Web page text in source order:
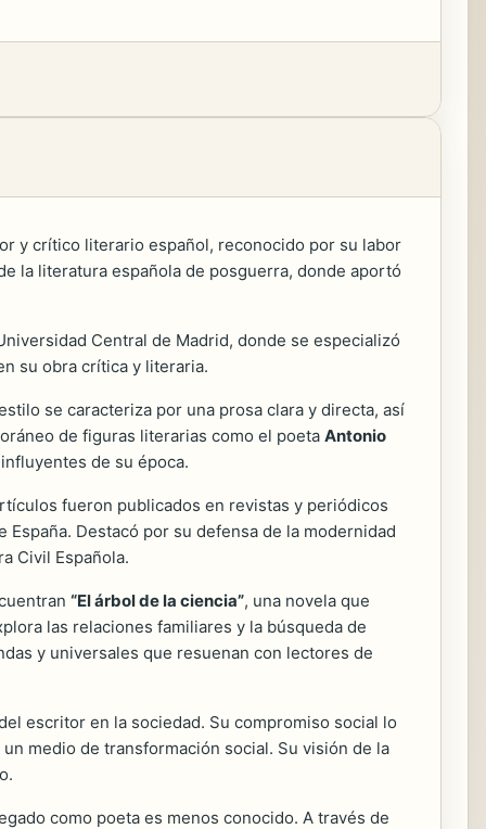
y crítico literario español, reconocido por su labor
la literatura española de posguerra, donde aportó
Central de Madrid, donde se especializó
su obra crítica y literaria.
se caracteriza por una prosa clara y directa, así
de figuras literarias como el poeta Antonio
de su época.
fueron publicados en revistas y periódicos
Destacó por su defensa de la modernidad
Civil Española.
“El árbol de la ciencia”, una novela que
las relaciones familiares y la búsqueda de
y universales que resuenan con lectores de
escritor en la sociedad. Su compromiso social lo
medio de transformación social. Su visión de la
como poeta es menos conocido. A través de